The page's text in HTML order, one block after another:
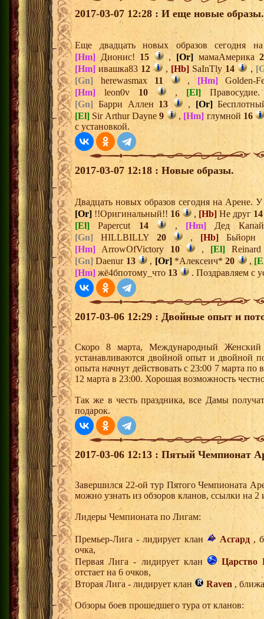
2017-03-07 12:28 : И еще новые образы.
Еще двадцать новых образов сегодня
[Hm] Дионис! 15 , [Or] мамаАмерика
[Hm] ивашка83 12 , [Hb] SaInTly 14 ,
[Gn] herewasmax 11 , [Hm]Golden-
[Hm] leon0v 10 , [El]
[Gn] Барри Аллен 13 , [Or]
[El] Sir Arthur Dayne9 , [Hm] глумной 16
с установкой.
2017-03-07 12:18 : Новые образы.
Двадцать новых образов сегодня на Арене.
[Or] !!Оригинальный!! 16 , [Hb] Не друг 14
[El] Papercut 14 , [Hm] Дед
[Gn] HILLBILLY 20 , [Hb] Бьйорн
[Hm] ArrowOfVictory 10 , [El]
[Gn] Daenur 13 , [Or]*Алексеич*20 ,
[Hm] жё4бпотому_что 13 . Поздравляем с
2017-03-06 12:29 : Двойные опыт и
Скоро 8 марта, Международный
устанавливаются двойной опыт и двойной
опыта начнут действовать с 23:00 7 марта
12 марта в 23:00. Хорошая возможность
Так же в честь праздника, все Дамы
подарок.
2017-03-06 12:13 : Пятый Чемпионат
Завершился 22-ой тур Пятого Чемпионата
можно узнать из обзоров кланов, ссылки на
Лидеры Чемпионата по Лигам:
Премьер-Лига - лидирует клан Асгард,
очка,
Первая Лига - лидирует клан
Царство
отстает на 6 очков,
Вторая Лига - лидирует клан
Raven ,
Обзоры боев прошедшего тура от кланов: